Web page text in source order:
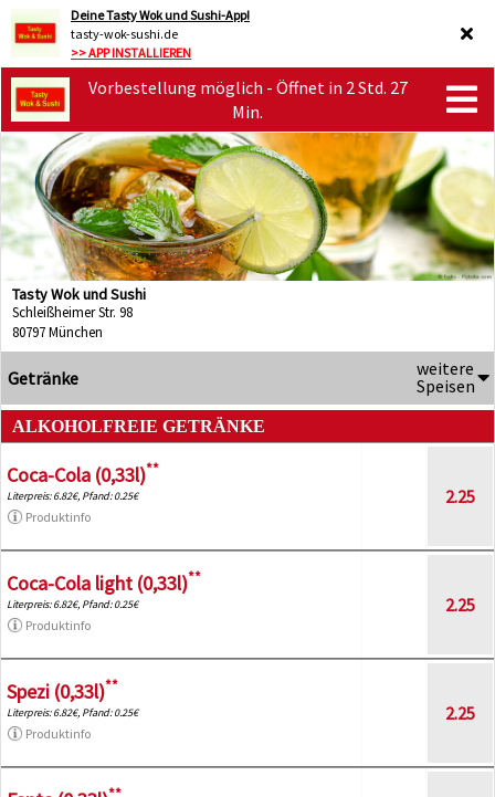
Deine Tasty Wok und Sushi-App!
tasty-wok-sushi.de
>> APP INSTALLIEREN
Vorbestellung möglich - Öffnet in 2 Std. 27
Min.
Tasty Wok und Sushi
Schleißheimer Str. 98
80797 München
Getränke
weitere
Speisen
ALKOHOLFREIE GETRÄNKE
Coca-Cola (0,33l)**
Literpreis: 6.82€, Pfand: 0.25€
Produktinfo
2.25
Coca-Cola light (0,33l)**
Literpreis: 6.82€, Pfand: 0.25€
Produktinfo
2.25
Spezi (0,33l)**
Literpreis: 6.82€, Pfand: 0.25€
Produktinfo
2.25